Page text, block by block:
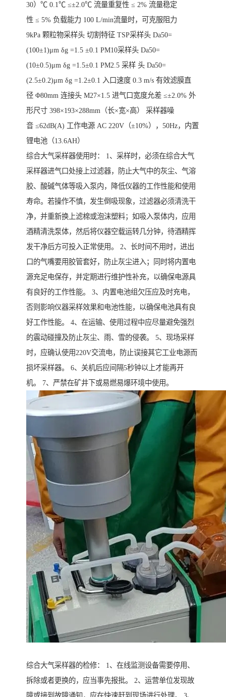
30）℃ 0.1℃ ≤±2.0℃ 流量重复性 ≤ 2% 流量稳定
性 ≤ 5% 负载能力 100 L/min流量时，可克服阻力
9kPa 颗粒物采样头 切割特征 TSP采样头 Da50=
(100±1)μm δg =1.5 ±0.1 PM10采样头 Da50=
(10±0.5)μm δg =1.5±0.1 PM2.5 采样 头 Da50=
(2.5±0.2)μm δg =1.2±0.1 入口速度 0.3 m/s 有效滤膜直
径 Φ80mm 连接头 M27×1.5 进气口宽度允差 ≤±2.0% 外
形尺寸 398×193×288mm（长×宽×高） 采样器噪
音 ≤62dB(A) 工作电源 AC 220V（±10%），50Hz，内置
锂电池（13.6AH）
综合大气采样器使用时： 1、采样时，必须在综合大气
采样器进气口处接上过滤器，防止大气中的灰尘、气溶
胶、酸碱气体等吸入泵内，降低仪器的工作性能和使用
寿命。若操作不慎，发生倒吸现象，过滤器必须清洗干
净，并重新换上滤棉或泡沫塑料；如吸入泵体内，应用
酒精清洗泵体，然后将仪器空载运转几分钟，待酒精挥
发干净后方可投入正常使用。 2、长时间不用时，进出
口的气嘴要用胶管套好，防止灰尘进入；同时将内置电
源充足电保存，并定期进行维护性补充，以确保电源具
有良好的工作性能。 3、内置电池组欠压应及时充电，
否则影响仪器采样效果和电池性能，以确保电池具有良
好工作性能。 4、在运输、使用过程中应尽量避免强烈
的震动碰撞及防止灰尘、雨、雪的侵袭。 5、现场采样
时，应确认使用220V交流电，防止误接其它工业电源而
损坏采样器。 6、关机后应间隔5秒钟以上才能再开
机。 7、严禁在矿井下或易燃易爆环境中使用。
综合大气采样器的检修： 1、在线监测设备需要停用、
拆除或者更换的，应当事先报批。 2、运营单位发现故